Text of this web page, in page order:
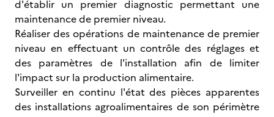
d'établir un premier diagnostic permettant une
maintenance de premier niveau.
Réaliser des opérations de maintenance de premier
niveau en effectuant un contrôle des réglages et
des paramètres de l'installation afin de limiter
l'impact sur la production alimentaire.
Surveiller en continu l'état des pièces apparentes
des installations agroalimentaires de son périmètre